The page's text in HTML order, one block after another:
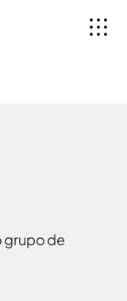
grupo de